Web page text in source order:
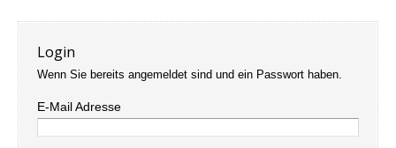
Login
Wenn Sie bereits angemeldet sind und ein Passwort haben.
E-Mail Adresse